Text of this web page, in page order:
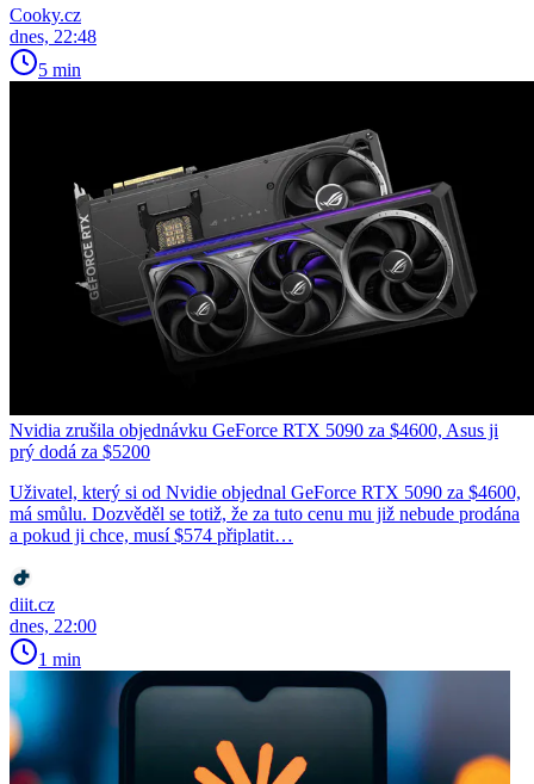
Cooky.cz
dnes, 22:48
5 min
Nvidia zrušila objednávku GeForce RTX 5090 za $4600, Asus ji
prý dodá za $5200
Uživatel, který si od Nvidie objednal GeForce RTX 5090 za $4600,
má smůlu. Dozvěděl se totiž, že za tuto cenu mu již nebude prodána
a pokud ji chce, musí $574 připlatit…
diit.cz
dnes, 22:00
1 min